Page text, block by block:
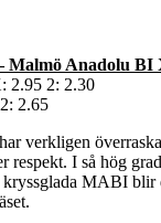
Malmö Anadolu BI
2.95 2: 2.30
2.65
verkligen
respekt. I så hög
kryssglada MABI blir